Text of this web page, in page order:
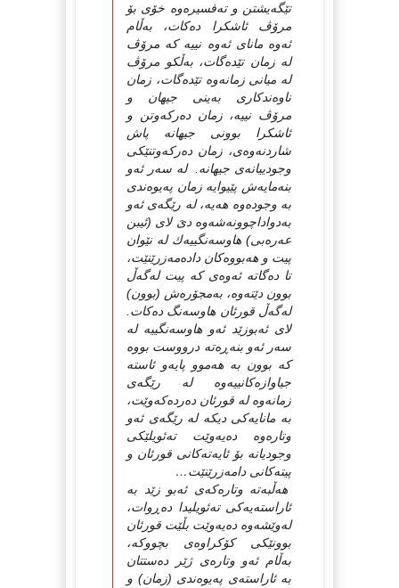
تێگەیشتن و تەفسیرەوە خۆى بۆ
مرۆڤ ئاشكرا دەكات، بەڵام
ئەوە ماناى ئەوە نییە كە مرۆڤ
لە زمان تێدەگات، بەڵكو مرۆڤ
لە میانى زمانەوە تێدەگات، زمان
ناوەندكارى بەینى جیهان و
مرۆڤ نییە، زمان دەركەوتن و
ئاشكرا بوونى جیهانە پاش
شاردنەوەى، زمان دەركەوتنێكى
وجودییانەى جیهانە. لە سەر ئەو
بنەمایەش پێیوایە زمان پەیوەندى
بە وجودەوە هەیە، لە رێگەى ئەو
بەدواداچوونەشەوە دىَ لاى (ئیبن
عەرەبى) هاوسەنگییەك لە نێوان
پیت و هەبووەكان دادەمەزرێنێت،
تا دەگاتە ئەوەى كە پیت لەگەڵ
بوون دێتەوە، بەمجۆرەش (بوون)
لەگەڵ قورئان هاوسەنگ دەكات.
لاى ئەبوزێد ئەو هاوسەنگییە لە
سەر ئەو بنەڕەتە درووست بووە
كە بوون بە هەموو پایەو ئاستە
جیاوازەكانییەوە لە رێگەى
زمانەوە لە قورئان دەردەكەوێت،
بە مانایەكى دیكە لە رێگەى ئەو
وتارەوە دەیەوێت تەئویلێكى
وجودیانە بۆ ئایەتەكانى قورئان و
پیتەكانى دامەزرێنێت…
هەڵبەتە وتارەكەى ئەبو زێد بە
ئاراستەیەكى تەئویلیدا دەڕوات،
لەوێشەوە دەیەوێت بڵێت قورئان
بوونێكى كۆكراوەى بچووكە،
بەڵام ئەو وتارەى ژێر دەستتان
بە ئاراستەى پەیوەندى (زمان) و